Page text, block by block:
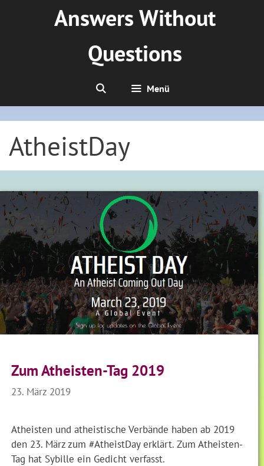
Answers Without
Questions
Menü
AtheistDay
Zum Atheisten-Tag 2019
23. März 2019
Atheisten und atheistische Verbände haben ab 2019
den 23. März zum #AtheistDay erklärt. Zum Atheisten-
Tag hat Sybille ein Gedicht verfasst.